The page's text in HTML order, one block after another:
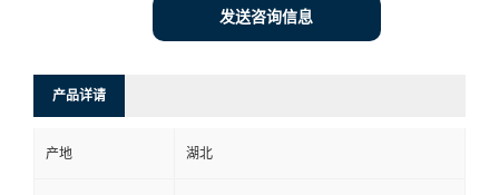
发送咨询信息
产品详请
产地 湖北